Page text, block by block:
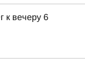
к вечеру 6